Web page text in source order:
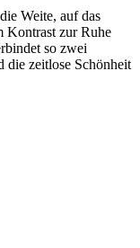
Weite, auf das
Kontrast zur Ruhe
so zwei
die zeit­lose Schön­heit